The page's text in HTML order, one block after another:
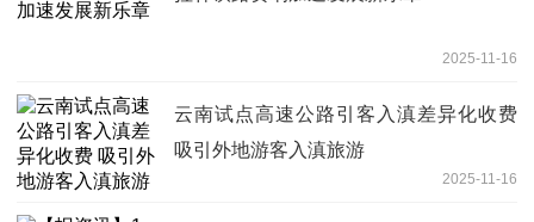
2025-11-16
云南试点高速公路引客入滇差异化收费
吸引外地游客入滇旅游
2025-11-16